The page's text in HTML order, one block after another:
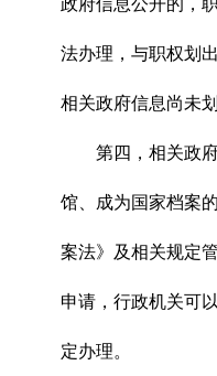
法办理，与职权划
相关政府信息尚未
第四，相关政
馆、成为国家档案
案法》及相关规定
申请，行政机关可
定办理。